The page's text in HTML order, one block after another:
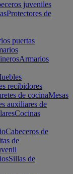
juveniles
Protectores de
puertas
Armarios
recibidores
de cocinaMesas
auxiliares de
Cocinas
Cabeceros de
de
Sillas de